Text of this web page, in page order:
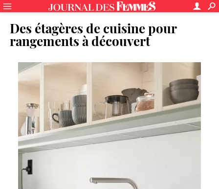
Des étagères de cuisine pour
rangements à découvert